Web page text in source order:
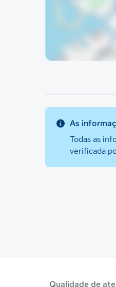
As
Todas as
verificada
Qualidade de